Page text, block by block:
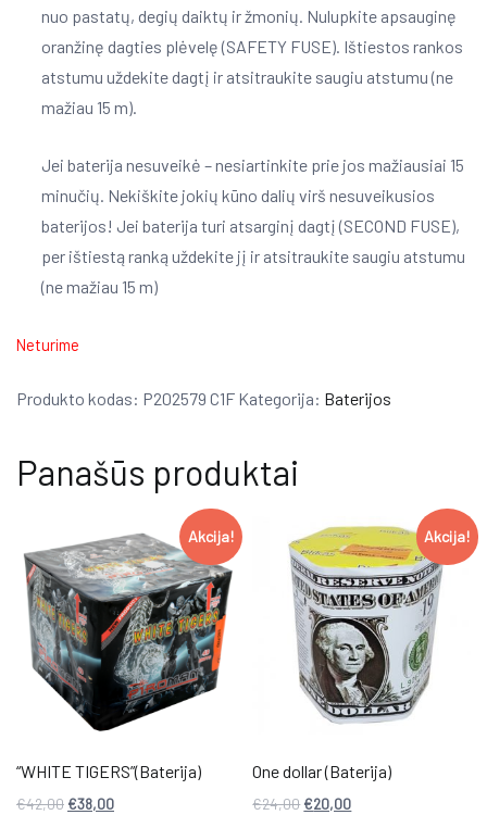
nuo pastatų, degių daiktų ir žmonių. Nulupkite apsauginę
oranžinę dagties plėvelę (SAFETY FUSE). Ištiestos rankos
atstumu uždekite dagtį ir atsitraukite saugiu atstumu (ne
mažiau 15 m).
Jei baterija nesuveikė – nesiartinkite prie jos mažiausiai 15
minučių. Nekiškite jokių kūno dalių virš nesuveikusios
baterijos! Jei baterija turi atsarginį dagtį (SECOND FUSE),
per ištiestą ranką uždekite jį ir atsitraukite saugiu atstumu
(ne mažiau 15 m)
Neturime
Produkto kodas: P202579 C1F Kategorija: Baterijos
Panašūs produktai
Akcija!
“WHITE TIGERS”(Baterija)
€42,00 €38,00
Akcija!
One dollar (Baterija)
€24,00 €20,00